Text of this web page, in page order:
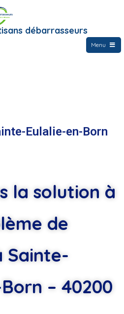
débarrasseurs
Menu
Eulalie-en-Born
la solution à
de
Sainte-
– 40200